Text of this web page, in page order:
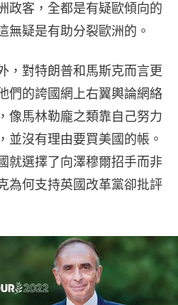
政客，全都是有疑歐傾向的
無疑是有助分裂歐洲的。
，對特朗普和馬斯克而言更
們的誇國網上右翼輿論網絡
像馬林勒龐之類靠自己努力
並沒有理由要買美國的帳。
就選擇了向澤穆爾招手而非
為何支持英國改革黨卻批評